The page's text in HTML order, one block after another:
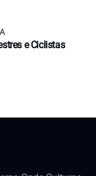
e Ciclistas